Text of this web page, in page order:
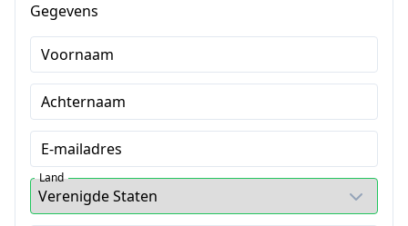
Gegevens
Voornaam
Achternaam
E-mailadres
Land